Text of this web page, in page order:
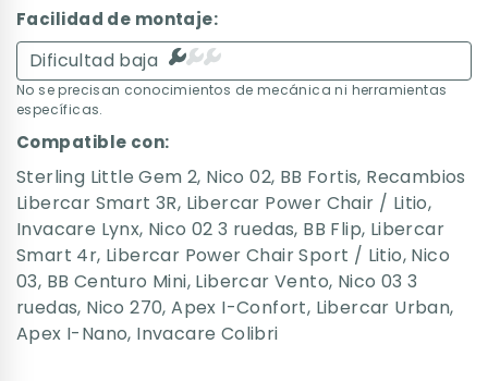
Facilidad de montaje:
Dificultad baja
No se precisan conocimientos de mecánica ni herramientas
específicas.
Compatible con:
Sterling Little Gem 2, Nico 02, BB Fortis, Recambios
Libercar Smart 3R, Libercar Power Chair / Litio,
Invacare Lynx, Nico 02 3 ruedas, BB Flip, Libercar
Smart 4r, Libercar Power Chair Sport / Litio, Nico
03, BB Centuro Mini, Libercar Vento, Nico 03 3
ruedas, Nico 270,Apex I-Confort, Libercar Urban,
Apex I-Nano, Invacare Colibri